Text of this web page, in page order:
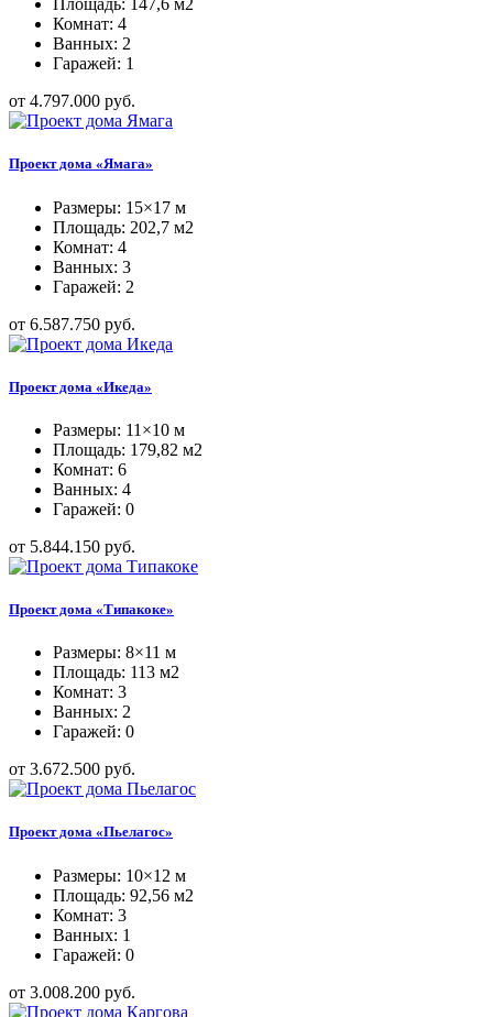
Площадь: 147,6 м2
Комнат: 4
Ванных: 2
Гаражей: 1
от 4.797.000 руб.
Проект дома «Ямага»
Размеры: 15×17 м
Площадь: 202,7 м2
Комнат: 4
Ванных: 3
Гаражей: 2
от 6.587.750 руб.
Проект дома «Икеда»
Размеры: 11×10 м
Площадь: 179,82 м2
Комнат: 6
Ванных: 4
Гаражей: 0
от 5.844.150 руб.
Проект дома «Типакоке»
Размеры: 8×11 м
Площадь: 113 м2
Комнат: 3
Ванных: 2
Гаражей: 0
от 3.672.500 руб.
Проект дома «Пьелагос»
Размеры: 10×12 м
Площадь: 92,56 м2
Комнат: 3
Ванных: 1
Гаражей: 0
от 3.008.200 руб.